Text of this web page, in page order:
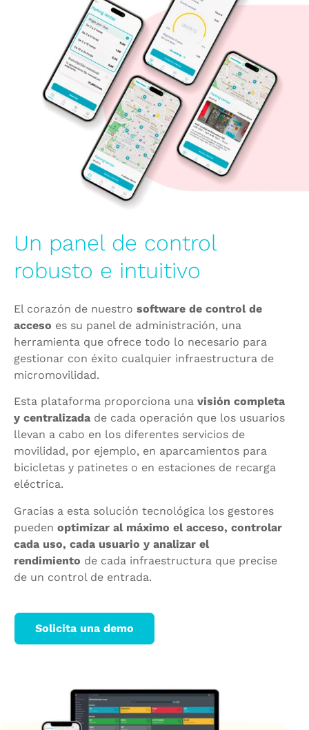
Un panel de control
robusto e intuitivo
El corazón de nuestro software de control de
acceso es su panel de administración, una
herramienta que ofrece todo lo necesario para
gestionar con éxito cualquier infraestructura de
micromovilidad.
Esta plataforma proporciona una visión completa
y centralizada de cada operación que los usuarios
llevan a cabo en los diferentes servicios de
movilidad, por ejemplo, en aparcamientos para
bicicletas y patinetes o en estaciones de recarga
eléctrica.
Gracias a esta solución tecnológica los gestores
pueden optimizar al máximo el acceso, controlar
cada uso, cada usuario y analizar el
rendimiento de cada infraestructura que precise
de un control de entrada.
Solicita una demo